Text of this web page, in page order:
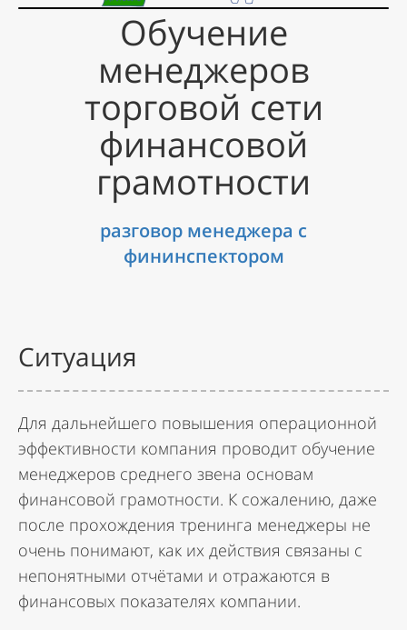
Обучение
менеджеров
торговой сети
финансовой
грамотности
разговор менеджера с
фининспектором
Ситуация
Для дальнейшего повышения операционной
эффективности компания проводит обучение
менеджеров среднего звена основам
финансовой грамотности. К сожалению, даже
после прохождения тренинга менеджеры не
очень понимают, как их действия связаны с
непонятными отчётами и отражаются в
финансовых показателях компании.